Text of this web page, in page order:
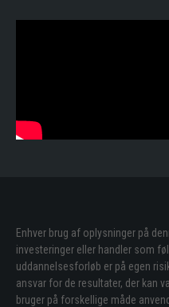
Enhver brug af oplysninger på
investeringer eller handler som
uddannelsesforløb er på egen
ansvar for de resultater, der kan
bruger på forskellige måde